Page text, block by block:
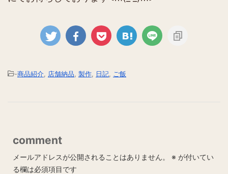
-商品紹介 店舗納品 製作 日記 ご飯
comment
メールアドレスが公開されることはありません。 ※ が付いてい
る欄は必須項目です